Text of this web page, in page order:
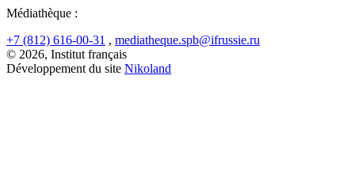
Médiathèque :
+7 (812) 616-00-31 , mediatheque.spb@ifrussie.ru
© 2026, Institut français
Développement du site Nikoland